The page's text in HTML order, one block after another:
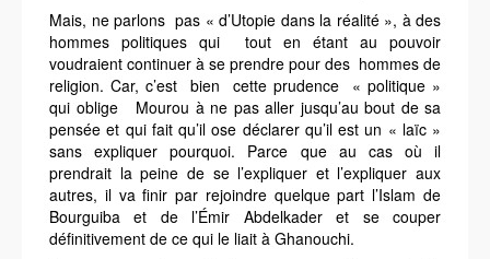
Mais, ne parlons pas « d’Utopie dans la réalité », à des
hommes politiques qui tout en étant au pouvoir
voudraient continuer à se prendre pour des hommes de
religion. Car, c’est bien cette prudence « politique »
qui oblige Mourou à ne pas aller jusqu’au bout de sa
pensée et qui fait qu’il ose déclarer qu’il est un « laïc »
sans expliquer pourquoi. Parce que au cas où il
prendrait la peine de se l’expliquer et l’expliquer aux
autres, il va finir par rejoindre quelque part l’Islam de
Bourguiba et de l’Émir Abdelkader et se couper
définitivement de ce qui le liait à Ghanouchi.